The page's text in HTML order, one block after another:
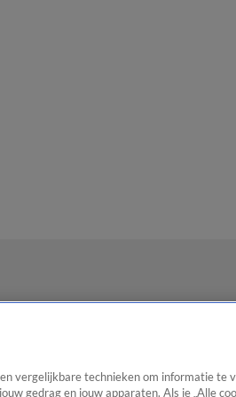
vergelijkbare technieken om informatie te
gedrag en jouw apparaten. Als je „Alle